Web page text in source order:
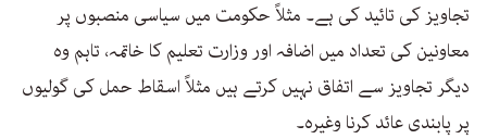
تجاویز کی تائید کی ہے۔ مثلاً حکومت میں سیاسی منصبوں پر
معاونین کی تعداد میں اضافہ اور وزارت تعلیم کا خاتمہ، تاہم وہ
دیگر تجاویز سے اتفاق نہیں کرتے ہیں مثلاً اسقاط حمل کی گولیوں
پر پابندی عائد کرنا وغیرہ۔